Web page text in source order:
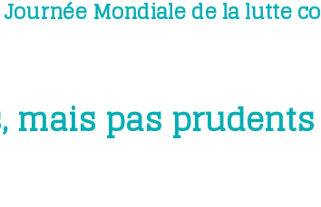
Mondiale de la lutte
mais pas